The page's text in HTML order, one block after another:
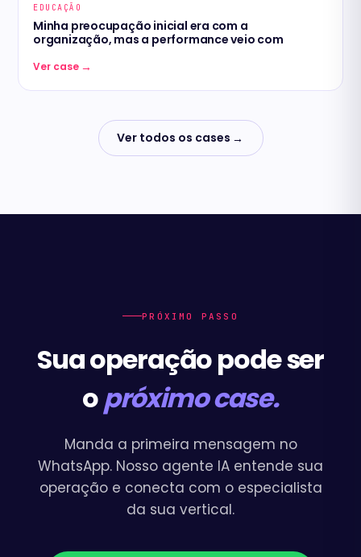
EDUCAÇÃO
Minha preocupação inicial era com a
organização, mas a performance veio com
Ver case →
Ver todos os cases →
PRÓXIMO PASSO
Sua operação pode ser
opróximo case.
Manda a primeira mensagem no
WhatsApp. Nosso agente IA entende sua
operação e conecta com o especialista
da sua vertical.